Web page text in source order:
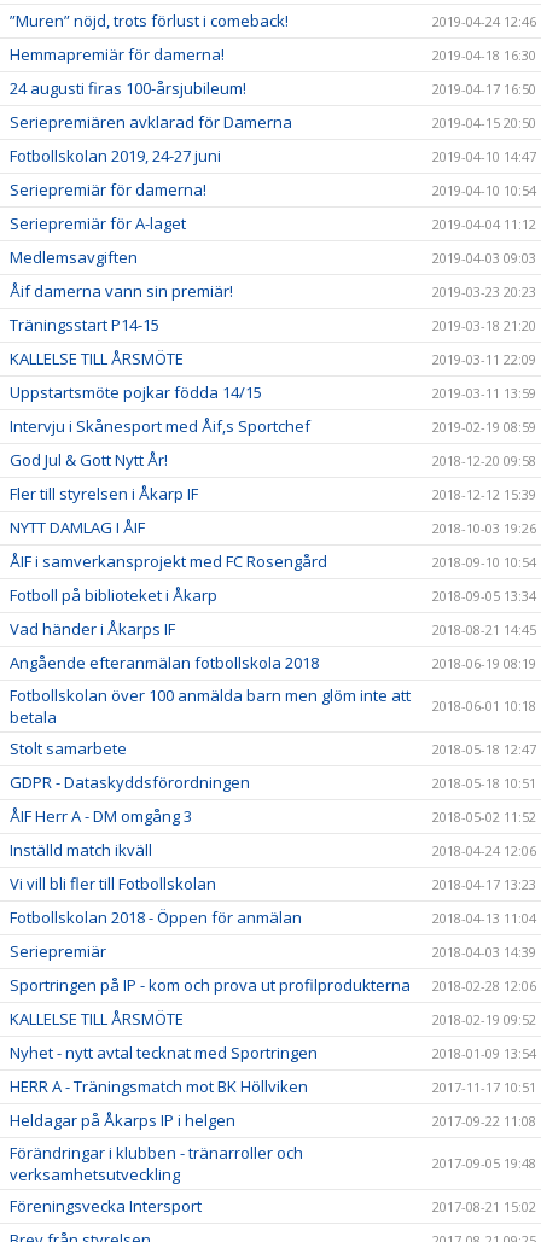
”Muren” nöjd, trots förlust i comeback! 2019-04-24 12:46
Hemmapremiär för damerna! 2019-04-18 16:30
24 augusti firas 100-årsjubileum! 2019-04-17 16:50
Seriepremiären avklarad för Damerna 2019-04-15 20:50
Fotbollskolan 2019, 24-27 juni 2019-04-10 14:47
Seriepremiär för damerna! 2019-04-10 10:54
Seriepremiär för A-laget 2019-04-04 11:12
Medlemsavgiften 2019-04-03 09:03
Åif damerna vann sin premiär! 2019-03-23 20:23
Träningsstart P14-15 2019-03-18 21:20
KALLELSE TILL ÅRSMÖTE 2019-03-11 22:09
Uppstartsmöte pojkar födda 14/15 2019-03-11 13:59
Intervju i Skånesport med Åif,s Sportchef 2019-02-19 08:59
God Jul & Gott Nytt År! 2018-12-20 09:58
Fler till styrelsen i Åkarp IF 2018-12-12 15:39
NYTT DAMLAG I ÅIF 2018-10-03 19:26
ÅIF i samverkansprojekt med FC Rosengård 2018-09-10 10:54
Fotboll på biblioteket i Åkarp 2018-09-05 13:34
Vad händer i Åkarps IF 2018-08-21 14:45
Angående efteranmälan fotbollskola 2018 2018-06-19 08:19
Fotbollskolan över 100 anmälda barn men glöm inte att
betala
2018-06-01 10:18
Stolt samarbete 2018-05-18 12:47
GDPR - Dataskyddsförordningen 2018-05-18 10:51
ÅIF Herr A - DM omgång 3 2018-05-02 11:52
Inställd match ikväll 2018-04-24 12:06
Vi vill bli fler till Fotbollskolan 2018-04-17 13:23
Fotbollskolan 2018 - Öppen för anmälan 2018-04-13 11:04
Seriepremiär 2018-04-03 14:39
Sportringen på IP - kom och prova ut profilprodukterna 2018-02-28 12:06
KALLELSE TILL ÅRSMÖTE 2018-02-19 09:52
Nyhet - nytt avtal tecknat med Sportringen 2018-01-09 13:54
HERR A - Träningsmatch mot BK Höllviken 2017-11-17 10:51
Heldagar på Åkarps IP i helgen 2017-09-22 11:08
Förändringar i klubben - tränarroller och
verksamhetsutveckling
2017-09-05 19:48
Föreningsvecka Intersport 2017-08-21 15:02